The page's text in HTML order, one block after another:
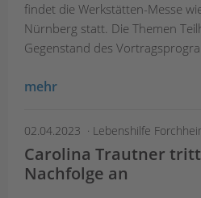
findet die Werkstätten-Messe
Nürnberg statt. Die Themen
Gegenstand des
mehr
02.04.2023 Lebenshilfe
Carolina Trautner
Nachfolge an